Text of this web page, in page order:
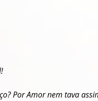
Por Amor nem tava